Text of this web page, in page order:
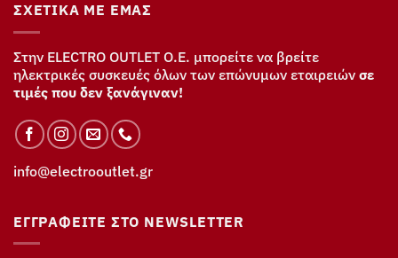
ΣΧΕΤΙΚΆ ΜΕ ΕΜΆΣ
Στην ELECTRO OUTLET Ο.Ε. μπορείτε να βρείτε
ηλεκτρικές συσκευές όλων των επώνυμων εταιρειών σε
τιμές που δεν ξανάγιναν!
info@electrooutlet.gr
ΕΓΓΡΑΦΕΊΤΕ ΣΤΟ NEWSLETTER